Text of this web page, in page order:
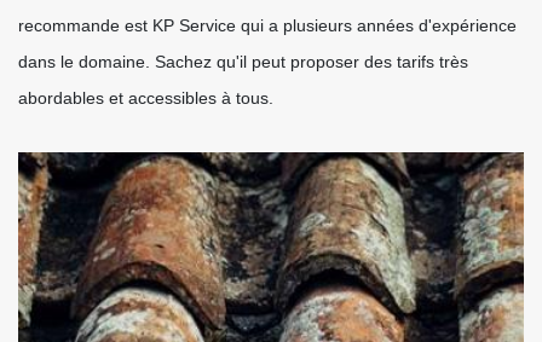
recommande est KP Service qui a plusieurs années d'expérience
dans le domaine. Sachez qu'il peut proposer des tarifs très
abordables et accessibles à tous.